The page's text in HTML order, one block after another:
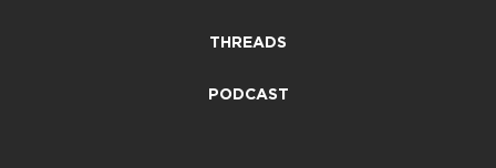
THREADS
PODCAST